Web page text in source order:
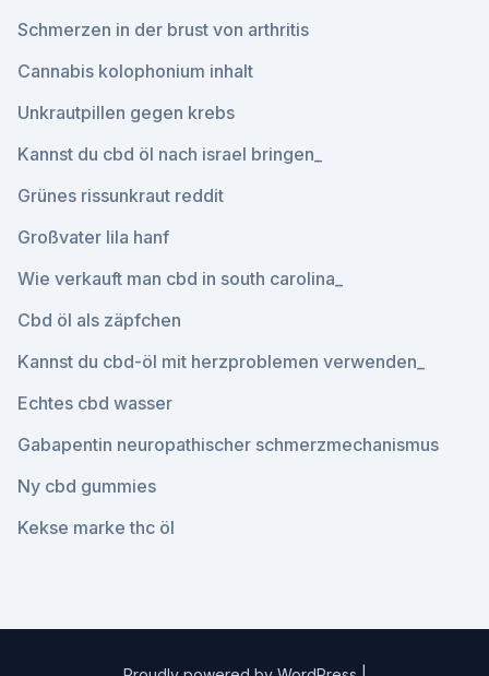
Schmerzen in der brust von arthritis
Cannabis kolophonium inhalt
Unkrautpillen gegen krebs
Kannst du cbd öl nach israel bringen_
Grünes rissunkraut reddit
Großvater lila hanf
Wie verkauft man cbd in south carolina_
Cbd öl als zäpfchen
Kannst du cbd-öl mit herzproblemen verwenden_
Echtes cbd wasser
Gabapentin neuropathischer schmerzmechanismus
Ny cbd gummies
Kekse marke thc öl